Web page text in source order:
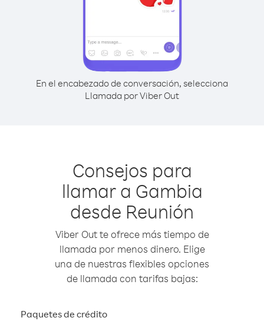
En el encabezado de conversación, selecciona
Llamada por Viber Out
Consejos para
llamar a Gambia
desde Reunión
Viber Out te ofrece más tiempo de
llamada por menos dinero. Elige
una de nuestras flexibles opciones
de llamada con tarifas bajas:
Paquetes de crédito